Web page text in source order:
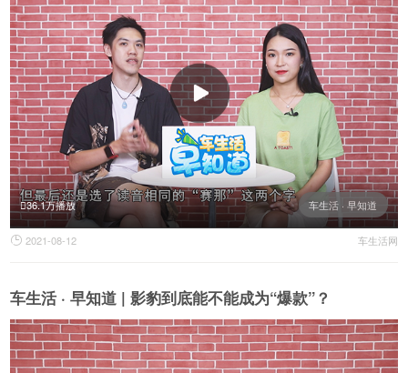
车生活 · 早知道
36.1万播放
 2021-08-12 车生活网
车生活 · 早知道 | 影豹到底能不能成为“爆款”？